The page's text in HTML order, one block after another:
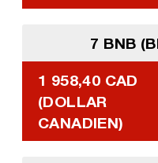
7 BNB
1 958,40 CAD
(DOLLAR
CANADIEN)